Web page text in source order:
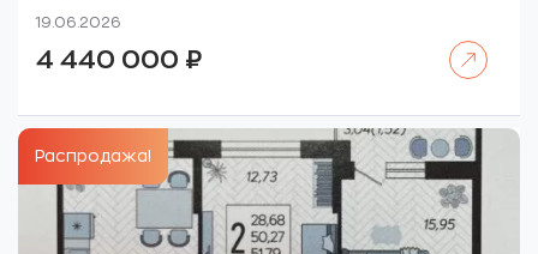
19.06.2026
4 440 000 ₽
Распродажа!